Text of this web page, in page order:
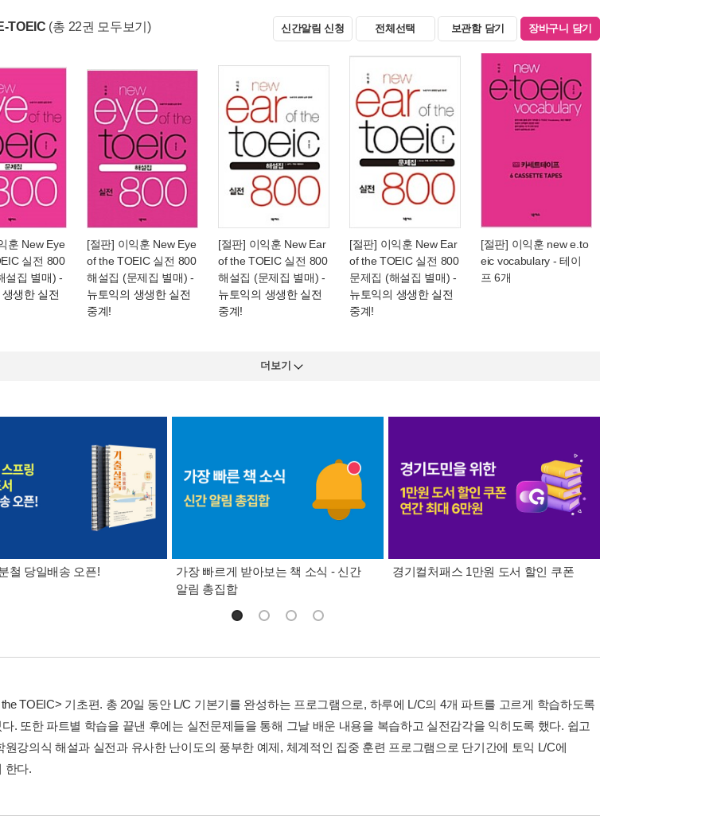
TOEIC (총 22권 모두보기) 신간알림 신청 전체선택 보관함 담기 장바구니 담기
훈 New Eye
실전 800
설집 별매) -
생한 실전
[절판] 이익훈 New Eye
of the TOEIC 실전 800
해설집 (문제집 별매) -
뉴토익의 생생한 실전
중계!
[절판] 이익훈 New Ear
of the TOEIC 실전 800
해설집 (문제집 별매) -
뉴토익의 생생한 실전
중계!
[절판] 이익훈 New Ear
of the TOEIC 실전 800
문제집 (해설집 별매) -
뉴토익의 생생한 실전
중계!
[절판] 이익훈 new e.to
eic vocabulary - 테이
프 6개
더보기
철 당일배송 오픈!
가장 빠르게 받아보는 책 소식 - 신간
알림 총집합
경기컬처패스 1만원 도서 할인 쿠폰
TOEIC> 기초편. 총 20일 동안 L/C 기본기를 완성하는 프로그램으로, 하루에 L/C의 4개 파트를 고르게 학습하도록
. 또한 파트별 학습을 끝낸 후에는 실전문제들을 통해 그날 배운 내용을 복습하고 실전감각을 익히도록 했다. 쉽고
원강의식 해설과 실전과 유사한 난이도의 풍부한 예제, 체계적인 집중 훈련 프로그램으로 단기간에 토익 L/C에
한다.